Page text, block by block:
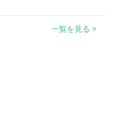
一覧を見る >